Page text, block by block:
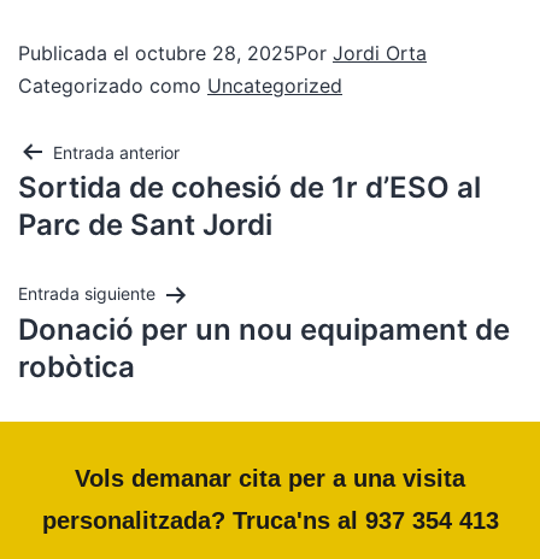
Publicada el octubre 28, 2025Por Jordi Orta
Categorizado como Uncategorized
Entrada anterior
Sortida de cohesió de 1r d’ESO al
Parc de Sant Jordi
Entrada siguiente
Donació per un nou equipament de
robòtica
Vols demanar cita per a una visita
personalitzada? Truca'ns al 937 354 413